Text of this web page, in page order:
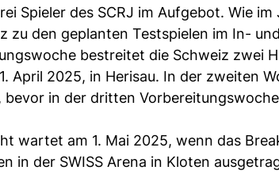
Spieler des SCRJ im Aufgebot. Wie
zu den geplanten Testspielen im In-
bestreitet die Schweiz zwei
April 2025, in Herisau. In der zweiten
bevor in der dritten
wartet am 1. Mai 2025, wenn das
in der SWISS Arena in Kloten